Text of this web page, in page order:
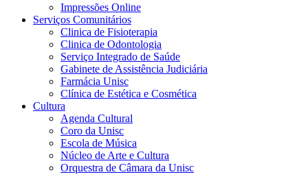
Impressões Online
Serviços Comunitários
Clinica de Fisioterapia
Clinica de Odontologia
Serviço Integrado de Saúde
Gabinete de Assistência Judiciária
Farmácia Unisc
Clínica de Estética e Cosmética
Cultura
Agenda Cultural
Coro da Unisc
Escola de Música
Núcleo de Arte e Cultura
Orquestra de Câmara da Unisc